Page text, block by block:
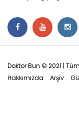
Doktor Bun © 2021 |
Hakkımızda
Arşiv